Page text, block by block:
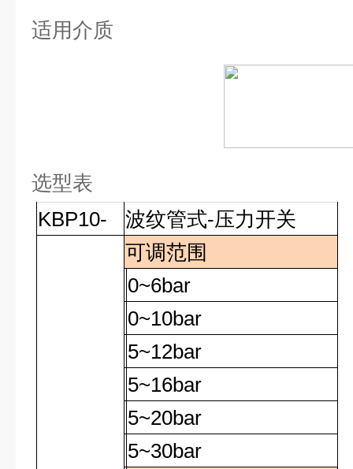
适用介质
选型表
KBP10-
波纹管式-压力开关
可调范围
0~6bar
0~10bar
5~12bar
5~16bar
5~20bar
5~30bar